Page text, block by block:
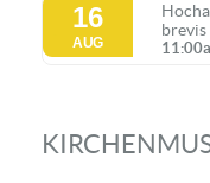
16
AUG
brevis